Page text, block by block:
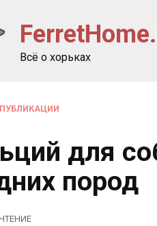
Всё о хорьках
ПУБЛИКАЦИИ
для
пород